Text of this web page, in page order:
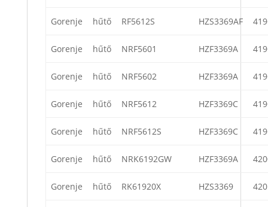
Gorenje hűtő RF5612S HZS3369AF
Gorenje hűtő NRF5601 HZF3369A
Gorenje hűtő NRF5602 HZF3369A
Gorenje hűtő NRF5612 HZF3369C
Gorenje hűtő NRF5612S HZF3369C
Gorenje hűtő NRK6192GW HZF3369A
Gorenje hűtő RK61920X HZS3369